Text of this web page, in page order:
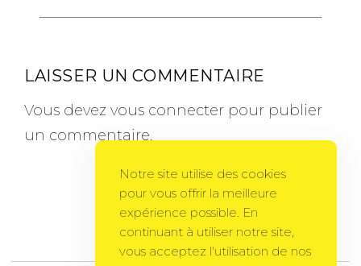
LAISSER UN COMMENTAIRE
Vous devez vous connecter pour publier
un commentaire.
Gema Theme by PixelGrade
Notre site utilise des cookies
pour vous offrir la meilleure
expérience possible. En
continuant à utiliser notre site,
vous acceptez l'utilisation de nos